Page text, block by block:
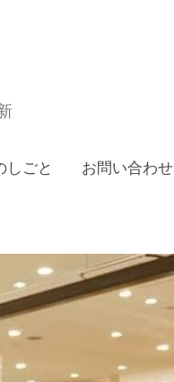
しごと お問い合わせ